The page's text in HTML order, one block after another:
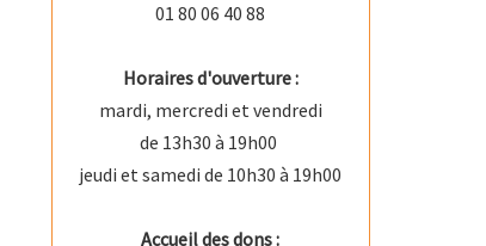
01 80 06 40 88
Horaires d'ouverture :
mardi, mercredi et vendredi
de 13h30 à 19h00
jeudi et samedi de 10h30 à 19h00
Accueil des dons :